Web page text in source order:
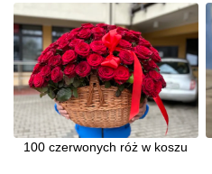
100 czerwonych róż w koszu